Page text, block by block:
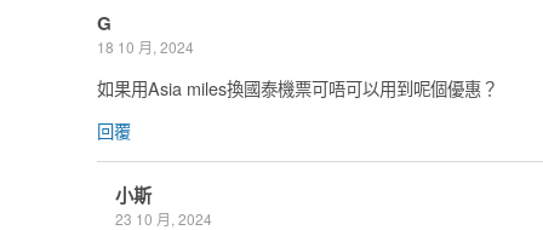
G
18 10 月, 2024
如果用Asia miles換國泰機票可唔可以用到呢個優惠？
回覆
小斯
23 10 月, 2024